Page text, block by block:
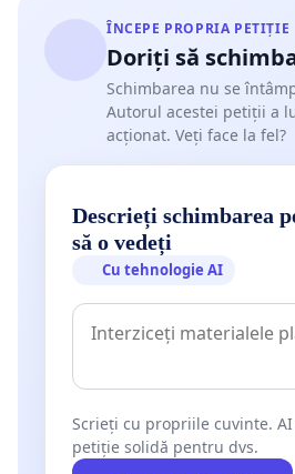
ÎNCEPE PROPRIA PETIȚIE
Doriți să
Schimbarea nu se
Autorul acestei petiții a
acționat. Veți face la fel?
Descrieți schimbarea
să o vedeți
Cu tehnologie AI
Scrieți cu propriile cuvinte.
petiție solidă pentru dvs.